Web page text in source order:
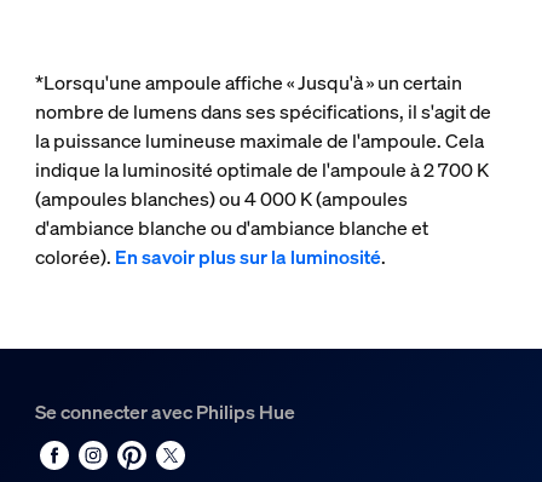
*Lorsqu'une ampoule affiche « Jusqu'à » un certain
nombre de lumens dans ses spécifications, il s'agit de
la puissance lumineuse maximale de l'ampoule. Cela
indique la luminosité optimale de l'ampoule à 2 700 K
(ampoules blanches) ou 4 000 K (ampoules
d'ambiance blanche ou d'ambiance blanche et
colorée). En savoir plus sur la luminosité.
Se connecter avec Philips Hue